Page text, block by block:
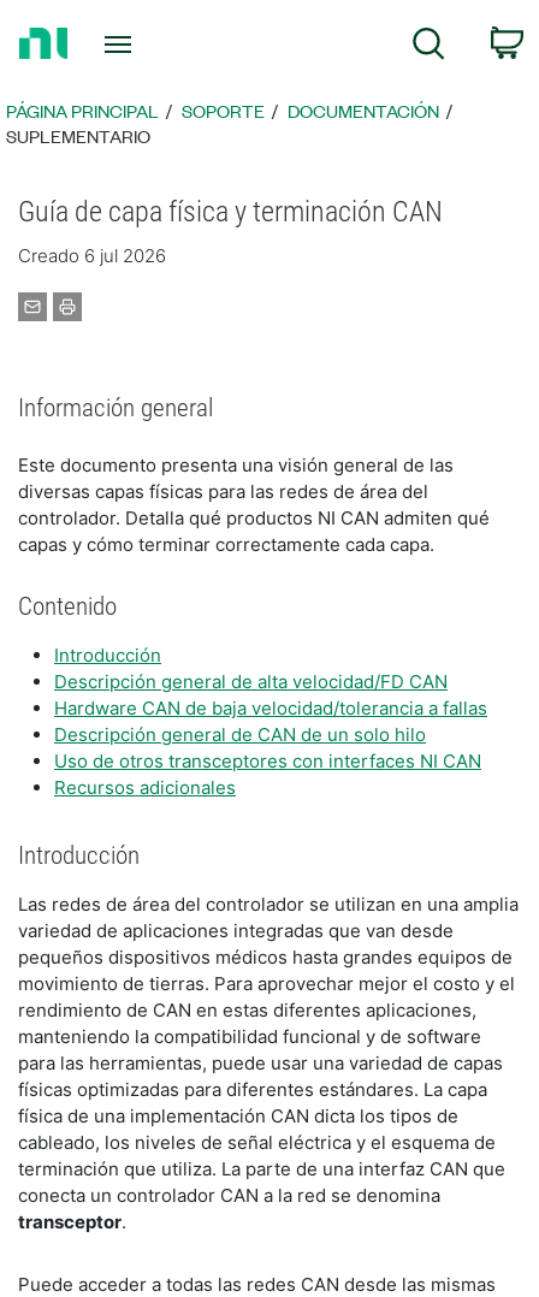
página
principal
Búsqueda
PÁGINA PRINCIPAL SOPORTE
DOCUMENTACIÓN
SUPLEMENTARIO
Guía de capa física y terminación CAN
Creado 6 jul 2026
Información general
Este documento presenta una visión general de las
diversas capas físicas para las redes de área del
controlador. Detalla qué productos NI CAN admiten qué
capas y cómo terminar correctamente cada capa.
Contenido
Introducción
Descripción general de alta velocidad/FD CAN
Hardware CAN de baja velocidad/tolerancia a fallas
Descripción general de CAN de un solo hilo
Uso de otros transceptores con interfaces NI CAN
Recursos adicionales
Introducción
Las redes de área del controlador se utilizan en una amplia
variedad de aplicaciones integradas que van desde
pequeños dispositivos médicos hasta grandes equipos de
movimiento de tierras. Para aprovechar mejor el costo y el
rendimiento de CAN en estas diferentes aplicaciones,
manteniendo la compatibilidad funcional y de software
para las herramientas, puede usar una variedad de capas
físicas optimizadas para diferentes estándares. La capa
física de una implementación CAN dicta los tipos de
cableado, los niveles de señal eléctrica y el esquema de
terminación que utiliza. La parte de una interfaz CAN que
conecta un controlador CAN a la red se denomina
transceptor.
Puede acceder a todas las redes CAN desde las mismas